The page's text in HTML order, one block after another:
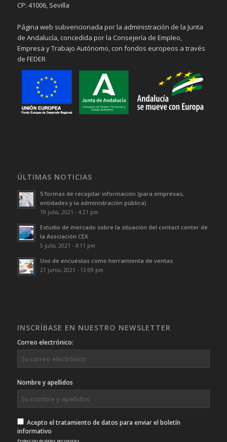
CP: 41006, Sevilla
Página web subvencionada por la administración de la Junta
de Andalucía, concedida por la Consejería de Empleo,
Empresa y Trabajo Autónomo, con fondos europeos a través
de FEDER
ÚLTIMAS NOTICIAS
5 formas de recopilar información (para empresas,
entidades y la administración pública)
19 julio, 2021 - 4:21 pm
Estudio de mercado sobre la situación del contact center de
la Asociación CEX
5 julio, 2021 - 4:11 pm
Uso de encuestas como herramienta de ventas
21 junio, 2021 - 12:09 pm
INSCRÍBASE EN NUESTRO NEWSLETTER
Correo electrónico:
Nombre y apellidos
Acepto el tratamiento de datos para enviar el boletín
informativo
Protección de datos personales